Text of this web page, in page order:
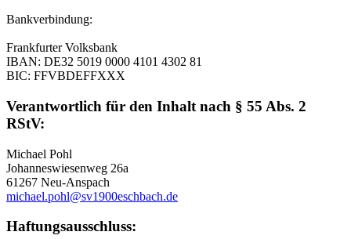
Bankverbindung:
Frankfurter Volksbank
IBAN: DE32 5019 0000 4101 4302 81
BIC: FFVBDEFFXXX
Verantwortlich für den Inhalt nach § 55 Abs. 2
RStV:
Michael Pohl
Johanneswiesenweg 26a
61267 Neu-Anspach
michael.pohl@sv1900eschbach.de
Haftungsausschluss: